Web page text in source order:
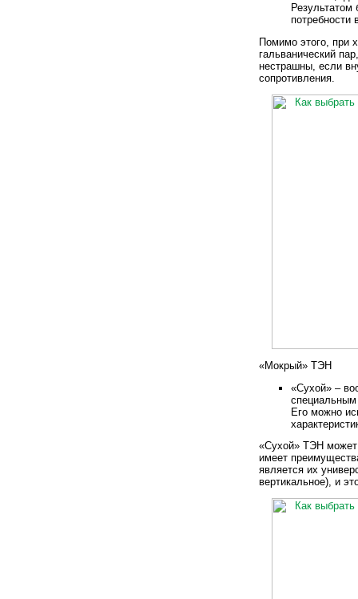
потребности
Помимо этого, при
гальванический
нестрашны, если
сопротивления.
«Мокрый» ТЭН
«Сухой» –
специальным
Его можно
«Сухой» ТЭН может
имеет
является их
вертикальное), и